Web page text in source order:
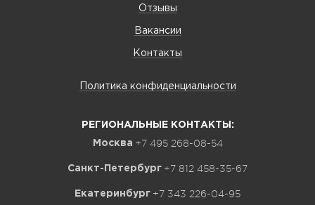
Отзывы
Вакансии
Контакты
Политика конфиденциальности
РЕГИОНАЛЬНЫЕ КОНТАКТЫ:
Москва +7 495 268-08-54
Санкт-Петербург +7 812 458-35-67
Екатеринбург +7 343 226-04-95